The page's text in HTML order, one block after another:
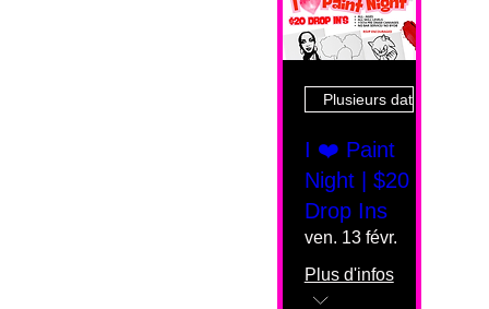
Plusieurs dates
I ❤️ Paint
Night | $20
Drop Ins
ven. 13 févr.
Plus d'infos